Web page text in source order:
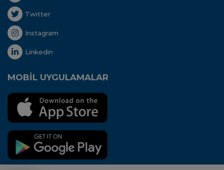
Twitter
Instagram
Linkedin
MOBİL UYGULAMALAR